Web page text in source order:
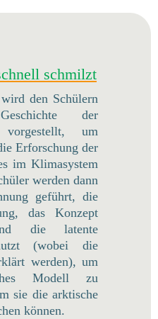
schmilzt
den Schülern
der
vorgestellt, um
Erforschung der
im Klimasystem
werden dann
geführt, die
das Konzept
die latente
(wobei die
werden), um
Modell zu
sie die arktische
können.